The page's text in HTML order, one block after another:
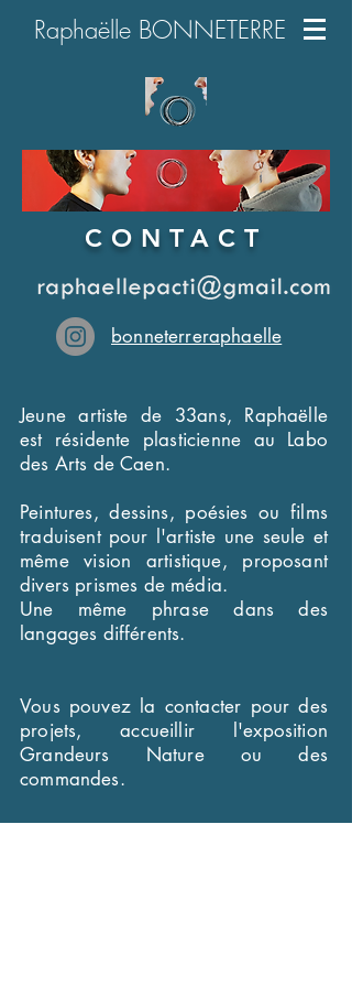
Raphaëlle BONNETERRE
CONTACT
bonneterreraphaelle
Jeune artiste de 33ans, Raphaëlle
est résidente plasticienne au Labo
des Arts de Caen.
Peintures, dessins, poésies ou films
traduisent pour l'artiste une seule et
même vision artistique, proposant
divers prismes de média.
Une même phrase dans des
langages différents.
Vous pouvez la contacter pour des
projets, accueillir l'exposition
Grandeurs Nature ou des
commandes.